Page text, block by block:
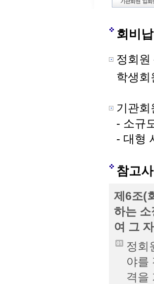
회비
정회원
학생회
기관회
- 소규
- 대형
참고
제6조(
하는
여 그
정회
야를
격을